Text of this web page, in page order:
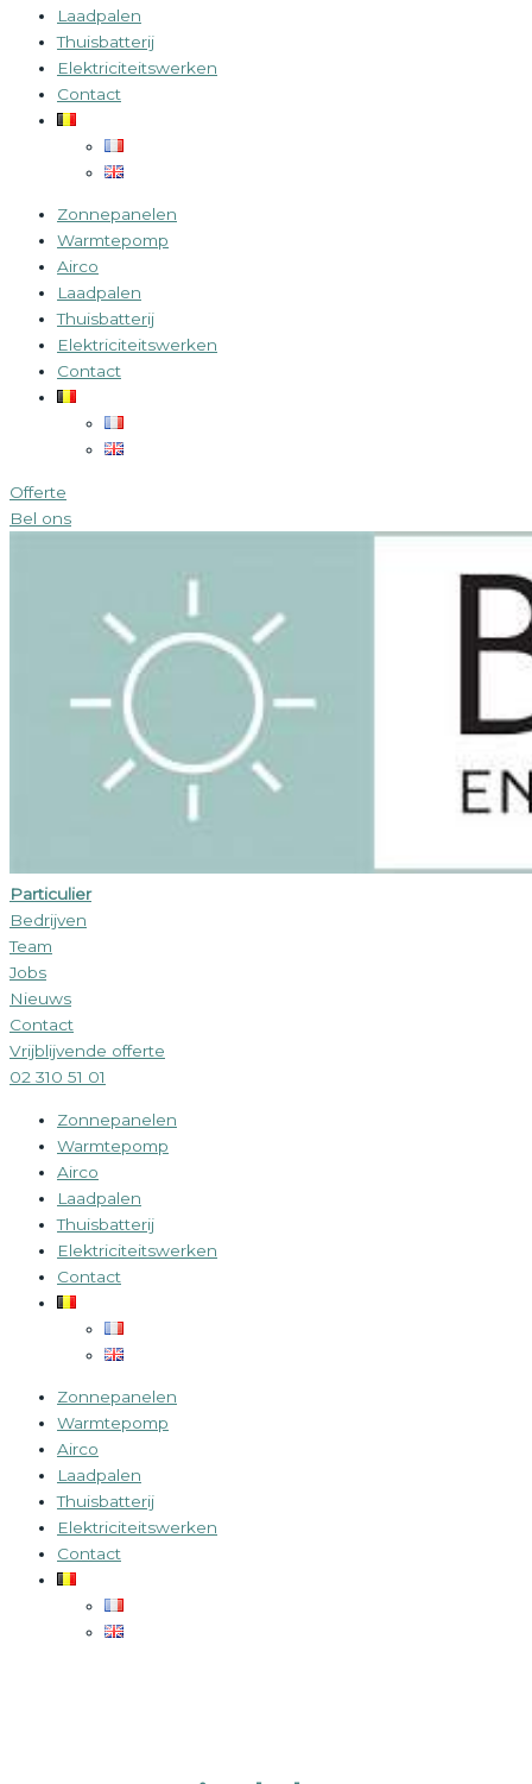
Laadpalen
Thuisbatterij
Elektriciteitswerken
Contact
Zonnepanelen
Warmtepomp
Airco
Laadpalen
Thuisbatterij
Elektriciteitswerken
Contact
Offerte
Bel ons
Particulier
Bedrijven
Team
Jobs
Nieuws
Contact
Vrijblijvende offerte
02 310 51 01
Zonnepanelen
Warmtepomp
Airco
Laadpalen
Thuisbatterij
Elektriciteitswerken
Contact
Zonnepanelen
Warmtepomp
Airco
Laadpalen
Thuisbatterij
Elektriciteitswerken
Contact